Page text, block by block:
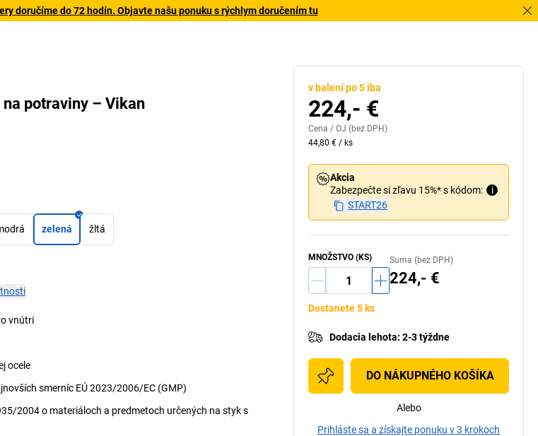
doručíme do 72 hodín. Objavte našu ponuku s rýchlym doručením tu
na potraviny – Vikan
zelená žltá
vnútri
ocele
smerníc EÚ 2023/2006/EC (GMP)
2004 o materiáloch a predmetoch určených na styk s
v balení po 5 iba
224,- €
Cena / OJ (bez DPH)
44,80 € / ks
Akcia
Zabezpečte si zľavu 15%* s kódom:
i
START26
MNOŽSTVO (KS) Suma (bez DPH)
224,- €
Dostanete 5 ks
Dodacia lehota: 2-3 týždne
DO NÁKUPNÉHO KOŠÍKA
Alebo
Prihláste sa a získajte ponuku v 3 krokoch